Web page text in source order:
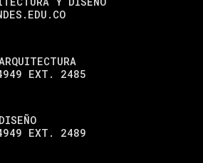
EXT. 2485
EXT. 2489